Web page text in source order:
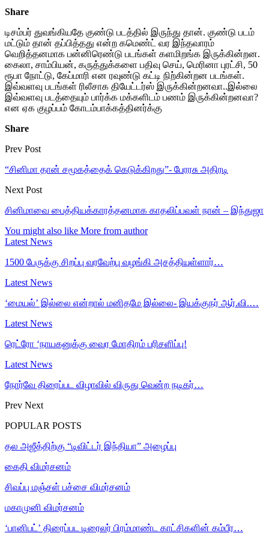
Share
டிசம்பர் துவங்கியதே குண்டு படத்தில் இருந்து தான். குண்டு படம்
மட்டும் தான் தப்பித்தது என்ற கமெண்ட் வர இந்தவாரம்
வெறித்தனமாக பன்னிரெண்டு படங்கள் களமிறங்க இருக்கின்றன.
கைலா, சாம்பியன், கருத்துக்களை பதிவு செய், மெரினா புரட்சி, 50
ரூபா நோட்டு, கேப்மாரி என ரவுண்டு கட்டி நிற்கின்றன படங்கள்.
இவ்வளவு படங்கள் ரிலீசாக தியேட்டர்ஸ் இருக்கின்றனவா..இல்லை
இவ்வளவு படத்தையும் பார்க்க மக்களிடம் பணம் இருக்கின்றனவா?
என ஏக குழப்பம் கோடம்பாக்கத்தினர்க்கு
Share
Prev Post
“சினிமா தான் சமூகத்தைக் கெடுக்கிறது”- பேரரசு அதிரடி
Next Post
சினிமாவை பைத்தியக்காரத்தனமாக காதலிப்பவள் நான் – இந்துஜா
You might also like More from author
Latest News
1500 பேருக்கு சிறப்பு வரவேற்பு வழங்கி அசத்தியுள்ளார்…
Latest News
‘மையல்’ இல்லை என்றால் மனிதமே இல்லை- இயக்குநர் ஆர்.வி.…
Latest News
ரெட்ரோ ‘நாயகனுக்கு வைர மோதிரம் பரிசளிப்பு!
Latest News
நோர்வே திரைப்பட விழாவில் விருது வென்ற நடிகர்…
Prev Next
POPULAR POSTS
தல அஜீத்திற்கு “டிவிட்டர் இந்தியா” அழைப்பு
கைதி விமர்சனம்
சிவப்பு மஞ்சள் பச்சை விமர்சனம்
மகாமுனி விமர்சனம்
‘பானிபட்’ திரைப்பட டிரைலர் பிரம்மாண்ட காட்சிகளின் கம்பீர…